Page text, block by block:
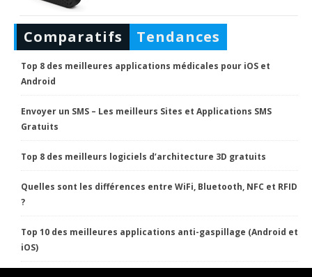
Comparatifs Tendances
Top 8 des meilleures applications médicales pour iOS et
Android
Envoyer un SMS – Les meilleurs Sites et Applications SMS
Gratuits
Top 8 des meilleurs logiciels d’architecture 3D gratuits
Quelles sont les différences entre WiFi, Bluetooth, NFC et RFID
?
Top 10 des meilleures applications anti-gaspillage (Android et
iOS)